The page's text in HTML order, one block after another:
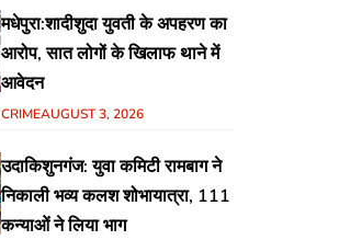
मधेपुरा:शादीशुदा युवती के अपहरण का
आरोप, सात लोगों के खिलाफ थाने में
आवेदन
CRIMEAUGUST 3, 2026
उदाकिशुनगंज: युवा कमिटी रामबाग ने
निकाली भव्य कलश शोभायात्रा, 111
कन्याओं ने लिया भाग